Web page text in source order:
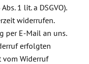
1 lit. a DSGVO).
widerrufen.
per E-Mail an uns.
erfolgten
vom Widerruf